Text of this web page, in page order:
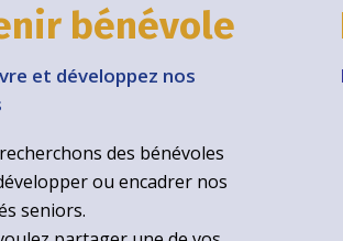
bénévole
et développez nos
des bénévoles
ou encadrer nos
seniors.